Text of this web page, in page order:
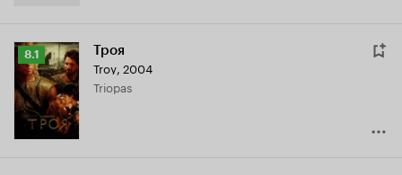
Рейтинг
Кинопоиска
8.1
8.1 Троя
Troy, 2004
Triopas